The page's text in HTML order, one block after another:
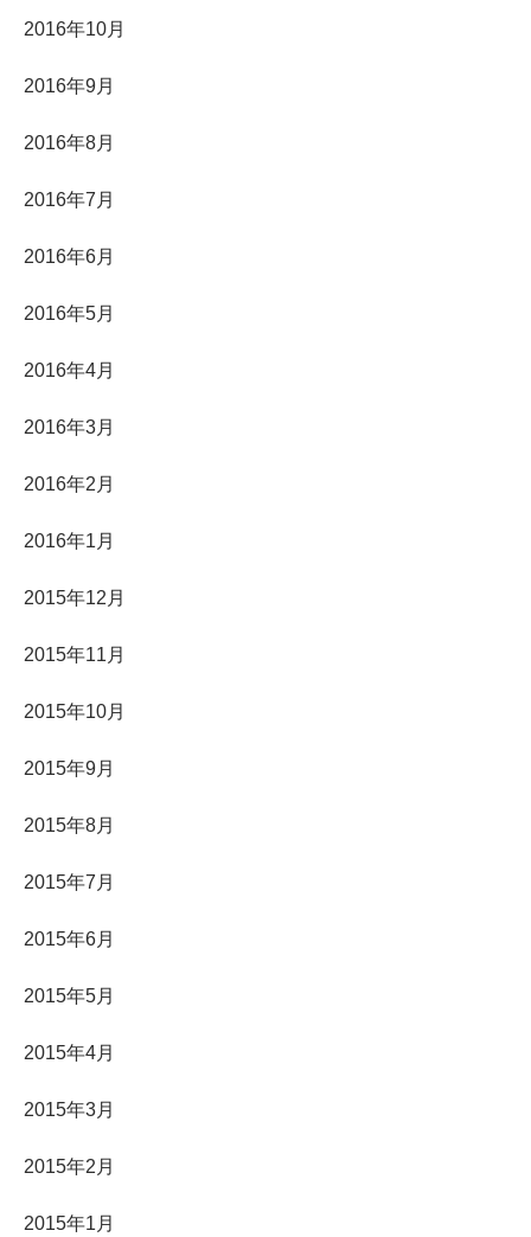
2016年10月
2016年9月
2016年8月
2016年7月
2016年6月
2016年5月
2016年4月
2016年3月
2016年2月
2016年1月
2015年12月
2015年11月
2015年10月
2015年9月
2015年8月
2015年7月
2015年6月
2015年5月
2015年4月
2015年3月
2015年2月
2015年1月